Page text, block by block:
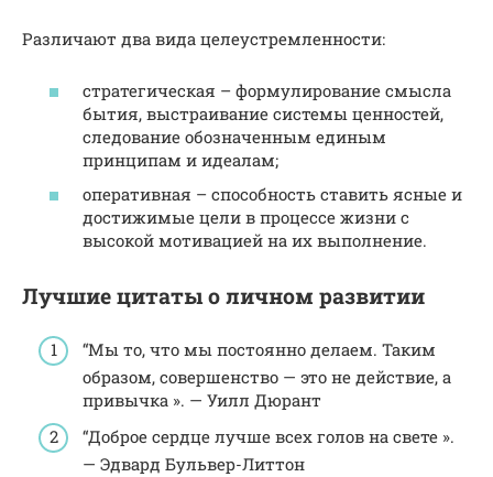
Различают два вида целеустремленности:
стратегическая – формулирование смысла
бытия, выстраивание системы ценностей,
следование обозначенным единым
принципам и идеалам;
оперативная – способность ставить ясные и
достижимые цели в процессе жизни с
высокой мотивацией на их выполнение.
Лучшие цитаты о личном развитии
“Мы то, что мы постоянно делаем. Таким
образом, совершенство — это не действие, а
привычка ». — Уилл Дюрант
“Доброе сердце лучше всех голов на свете ».
— Эдвард Бульвер-Литтон